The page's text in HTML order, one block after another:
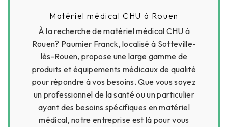
Matériel médical CHU à Rouen
À la recherche de matériel médical CHU à
Rouen? Paumier Franck, localisé à Sotteville-
lès-Rouen, propose une large gamme de
produits et équipements médicaux de qualité
pour répondre à vos besoins. Que vous soyez
un professionnel de la santé ou un particulier
ayant des besoins spécifiques en matériel
médical, notre entreprise est là pour vous